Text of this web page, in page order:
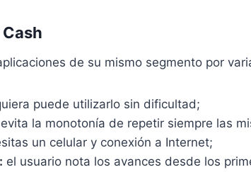
de su mismo segmento por
puede utilizarlo sin dificultad;
evita la monotonía de repetir siempre las
un celular y conexión a Internet;
el usuario nota los avances desde los